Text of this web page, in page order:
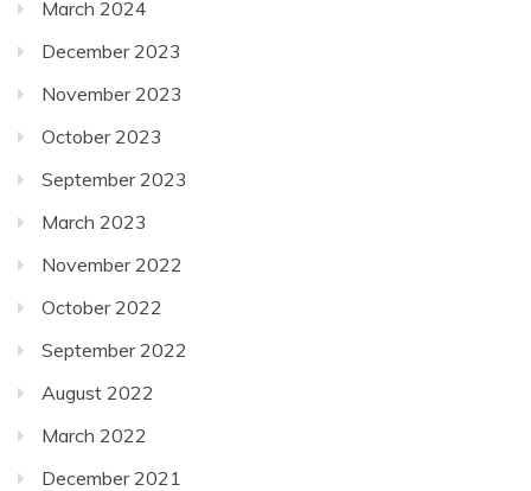
March 2024
December 2023
November 2023
October 2023
September 2023
March 2023
November 2022
October 2022
September 2022
August 2022
March 2022
December 2021